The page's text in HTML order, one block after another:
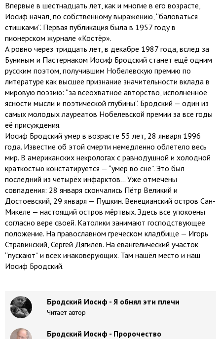
Впервые в шестнадцать лет, как и многие в его возрасте,
Иосиф начал, по собственному выражению, “баловаться
стишками”. Первая публикация была в 1957 году в
пионерском журнале «Костёр».
А ровно через тридцать лет, в декабре 1987 года, вслед за
Буниным и Пастернаком Иосиф Бродский станет ещё одним
русским поэтом, получившим Нобелевскую премию по
литературе как высшее признание значительности вклада в
мировую поэзию: “за всеохватное авторство, исполненное
ясности мысли и поэтической глубины”. Бродский — один из
самых молодых лауреатов Нобелевской премии за все годы
её присуждения.
Иосиф Бродский умер в возрасте 55 лет, 28 января 1996
года. Известие об этой смерти немедленно облетело весь
мир. В американских некрологах с равнодушной и холодной
краткостью констатируется — “умер во сне”. Это был
последний из четырёх инфарктов... Уже отмечены
совпадения: 28 января скончались Пётр Великий и
Достоевский, 29 января — Пушкин. Венецианский остров Сан-
Микеле — настоящий остров мёртвых. Здесь все упокоены
согласно вере своей. Католики занимают господствующее
положение. На православном греческом кладбище — Игорь
Стравинский, Сергей Дягилев. На евангелический участок
“пускают” и всех инаковерующих. Там нашёл место и наш
Иосиф Бродский.
Бродский Иосиф - Я обнял эти плечи
Читает автор
Бродский Иосиф - Пророчество